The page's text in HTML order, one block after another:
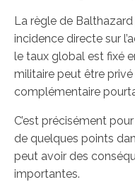
La règle de
incidence directe sur
le taux global est fixé
militaire peut être privé
complémentaire
C’est précisément
de quelques points
peut avoir des
importantes.